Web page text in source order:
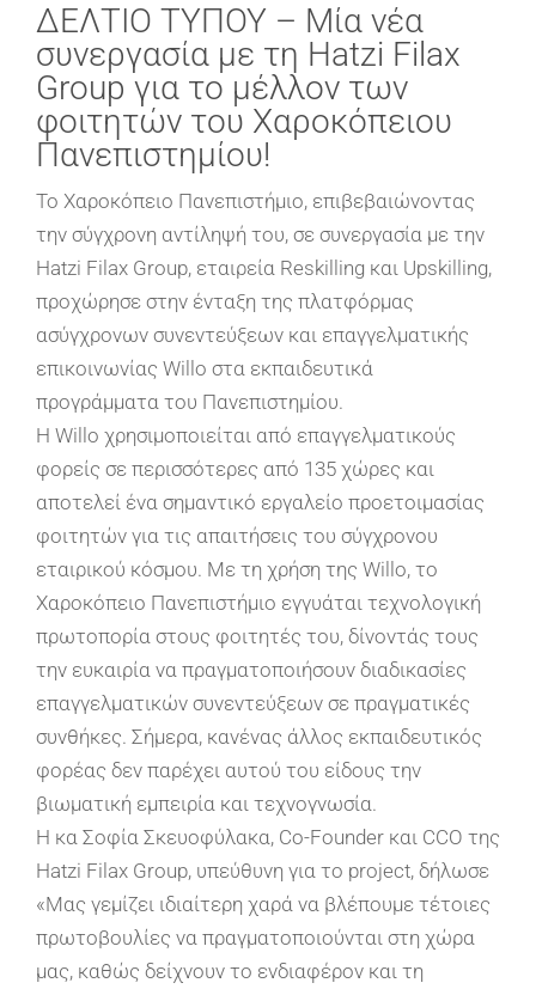
ΔΕΛΤΙΟ ΤΥΠΟΥ – Μία νέα
συνεργασία με τη Hatzi Filax
Group για το μέλλον των
φοιτητών του Χαροκόπειου
Πανεπιστημίου!
Το Χαροκόπειο Πανεπιστήμιο, επιβεβαιώνοντας
την σύγχρονη αντίληψή του, σε συνεργασία με την
Hatzi Filax Group, εταιρεία Reskilling και Upskilling,
προχώρησε στην ένταξη της πλατφόρμας
ασύγχρονων συνεντεύξεων και επαγγελματικής
επικοινωνίας Willo στα εκπαιδευτικά
προγράμματα του Πανεπιστημίου.
Η Willo χρησιμοποιείται από επαγγελματικούς
φορείς σε περισσότερες από 135 χώρες και
αποτελεί ένα σημαντικό εργαλείο προετοιμασίας
φοιτητών για τις απαιτήσεις του σύγχρονου
εταιρικού κόσμου. Με τη χρήση της Willo, το
Χαροκόπειο Πανεπιστήμιο εγγυάται τεχνολογική
πρωτοπορία στους φοιτητές του, δίνοντάς τους
την ευκαιρία να πραγματοποιήσουν διαδικασίες
επαγγελματικών συνεντεύξεων σε πραγματικές
συνθήκες. Σήμερα, κανένας άλλος εκπαιδευτικός
φορέας δεν παρέχει αυτού του είδους την
βιωματική εμπειρία και τεχνογνωσία.
Η κα Σοφία Σκευοφύλακα, Co-Founder και CCO της
Hatzi Filax Group, υπεύθυνη για το project, δήλωσε
«Μας γεμίζει ιδιαίτερη χαρά να βλέπουμε τέτοιες
πρωτοβουλίες να πραγματοποιούνται στη χώρα
μας, καθώς δείχνουν το ενδιαφέρον και τη